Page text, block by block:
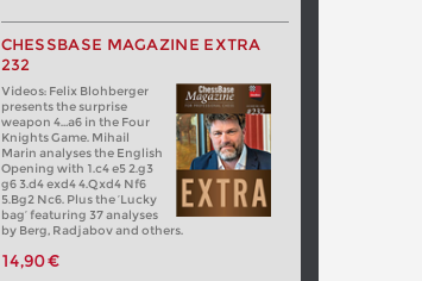
CHESSBASE MAGAZINE EXTRA
232
Videos: Felix Blohberger
presents the surprise
weapon 4…a6 in the Four
Knights Game. Mihail
Marin analyses the English
Opening with 1.c4 e5 2.g3
g6 3.d4 exd4 4.Qxd4 Nf6
5.Bg2 Nc6. Plus the ‘Lucky
bag’ featuring 37 analyses
by Berg, Radjabov and others.
14,90 €